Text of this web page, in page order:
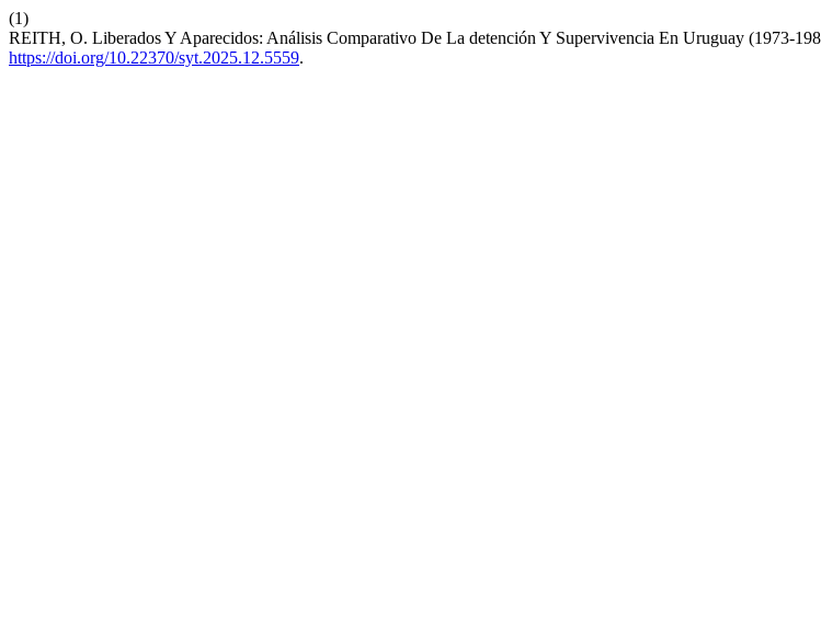
(1)
REITH, O. Liberados Y Aparecidos: Análisis Comparativo De La detención Y Supervivencia En Uruguay (1973-
https://doi.org/10.22370/syt.2025.12.5559.